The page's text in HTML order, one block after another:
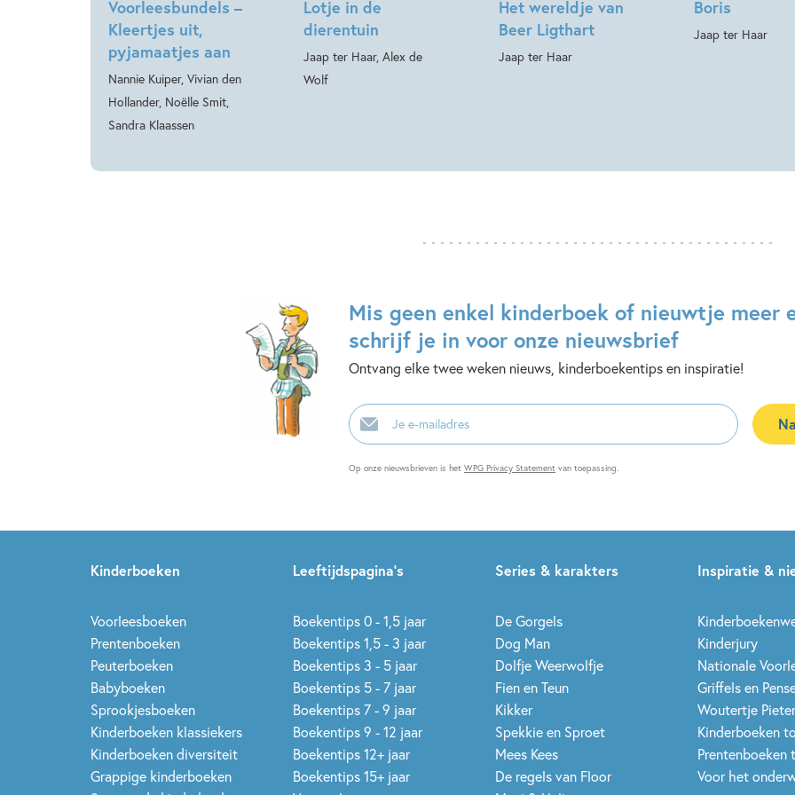
Voorleesbundels –
Kleertjes uit,
pyjamaatjes aan
Nannie Kuiper, Vivian den
Hollander, Noëlle Smit,
Sandra Klaassen
Lotje in de
dierentuin
Jaap ter Haar, Alex de
Wolf
Het wereldje van
Beer Ligthart
Jaap ter Haar
Boris
Jaap ter Haar
Mis geen enkel kinderboek of nieuwtje meer
schrijf je in voor onze nieuwsbrief
Ontvang elke twee weken nieuws, kinderboekentips en inspiratie!
E-
mailadres
Op onze nieuwsbrieven is het WPG Privacy Statement van toepassing.
Kinderboeken
Voorleesboeken
Prentenboeken
Peuterboeken
Babyboeken
Sprookjesboeken
Kinderboeken klassiekers
Kinderboeken diversiteit
Grappige kinderboeken
Leeftijdspagina’s
Boekentips 0 - 1,5 jaar
Boekentips 1,5 - 3 jaar
Boekentips 3 - 5 jaar
Boekentips 5 - 7 jaar
Boekentips 7 - 9 jaar
Boekentips 9 - 12 jaar
Boekentips 12+ jaar
Boekentips 15+ jaar
Series & karakters
De Gorgels
Dog Man
Dolfje Weerwolfje
Fien en Teun
Kikker
Spekkie en Sproet
Mees Kees
De regels van Floor
Inspiratie &
Kinderjury
Nationale
Griffels en
Woutertje
Kinderboeken
Prentenboeken
Voor het